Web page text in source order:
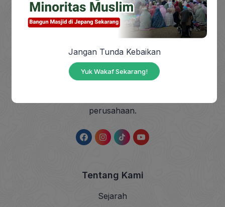
DOMPET DHUAFA adalah Lembaga Nirlaba milik
masyarakat, berdiri sejak tahun 1993, yang
berkhidmat mengangkat harkat sosial masyarakat
dhuafa dengan mendayagunakan zakat, infak,
perusahaan.
Tentang Kami
Sejarah
Jangan Tunda Kebaikan
Yuk Wakaf Sekarang!